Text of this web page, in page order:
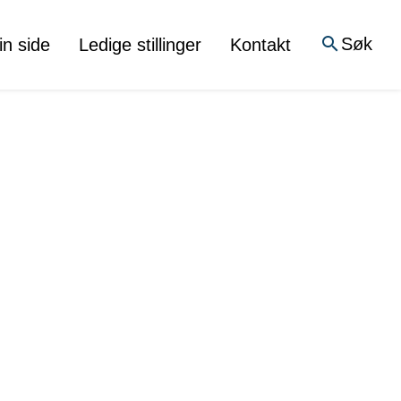
side Ledige stillinger Kontakt Søk